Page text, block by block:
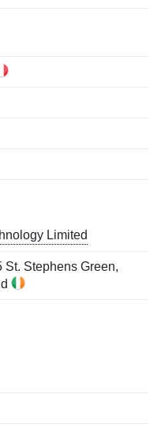
Limited
St. Stephens Green,